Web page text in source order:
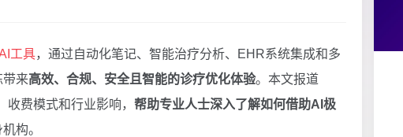
工具，通过自动化笔记、智能治疗分析、EHR系统集成和多
来高效、合规、安全且智能的诊疗优化体验。本文报道
费模式和行业影响， 帮助专业人士深入了解如何借助AI极
构。